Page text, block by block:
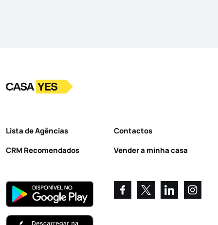
LogoIr para a homepage
Lista de Agências
CRM Recomendados
Contactos
Vender a minha casa